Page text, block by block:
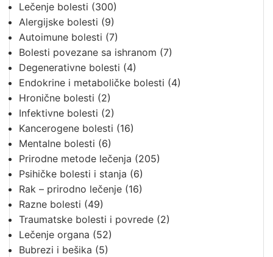
Lečenje bolesti (300)
Alergijske bolesti (9)
Autoimune bolesti (7)
Bolesti povezane sa ishranom (7)
Degenerativne bolesti (4)
Endokrine i metaboličke bolesti (4)
Hronične bolesti (2)
Infektivne bolesti (2)
Kancerogene bolesti (16)
Mentalne bolesti (6)
Prirodne metode lečenja (205)
Psihičke bolesti i stanja (6)
Rak – prirodno lečenje (16)
Razne bolesti (49)
Traumatske bolesti i povrede (2)
Lečenje organa (52)
Bubrezi i bešika (5)